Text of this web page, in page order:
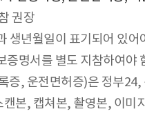
권장
생년월일이 표기되어 있어
증명서를 별도 지참하여야
증, 운전면허증)은 정부
본, 캡쳐본, 촬영본, 이미